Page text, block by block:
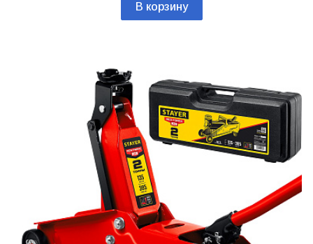
В корзину